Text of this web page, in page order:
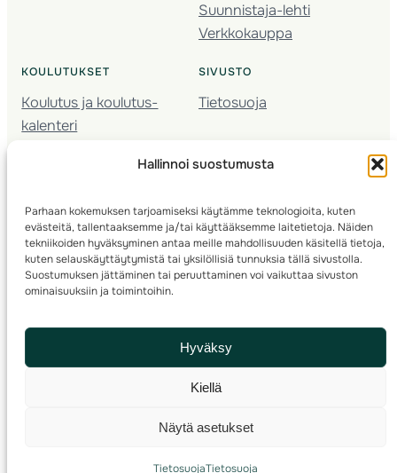
Hallinnoi suostumusta
Parhaan kokemuksen tarjoamiseksi käytämme teknologioita, kuten
evästeitä, tallentaaksemme ja/tai käyttääksemme laitetietoja. Näiden
tekniikoiden hyväksyminen antaa meille mahdollisuuden käsitellä tietoja,
kuten selauskäyttäytymistä tai yksilöllisiä tunnuksia tällä sivustolla.
Suostumuksen jättäminen tai peruuttaminen voi vaikuttaa sivuston
ominaisuuksiin ja toimintoihin.
Hyväksy
Kiellä
Näytä asetukset
TietosuojaTietosuoja
Suunnistaja-lehti
Verkkokauppa
KOULUTUKSET
Koulutus ja koulutus­
kalenteri
Seura­kehittäminen
Kartoitus
Ratamestari
SIVUSTO
Tietosuoja
© 2025 ·Suomen Suunnistusliitto· Valimotie 10, 00380 Helsinki, Finland
info(a)suunnistusliitto.fi,Rastilipun asiat: rastilippu(a)suunnistusliitto.fi
Kilpailut ja kuntorastit – Rastilippu:::Rastilipun ohjeet